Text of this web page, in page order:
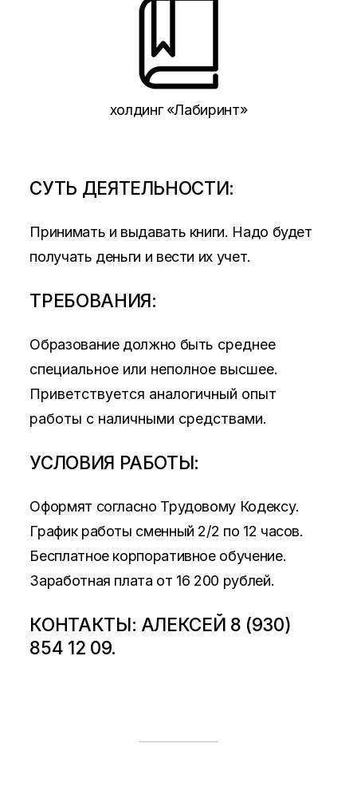
холдинг «Лабиринт»
СУТЬ ДЕЯТЕЛЬНОСТИ:
Принимать и выдавать книги. Надо будет
получать деньги и вести их учет.
ТРЕБОВАНИЯ:
Образование должно быть среднее
специальное или неполное высшее.
Приветствуется аналогичный опыт
работы с наличными средствами.
УСЛОВИЯ РАБОТЫ:
Оформят согласно Трудовому Кодексу.
График работы сменный 2/2 по 12 часов.
Бесплатное корпоративное обучение.
Заработная плата от 16 200 рублей.
КОНТАКТЫ: АЛЕКСЕЙ 8 (930)
854 12 09.